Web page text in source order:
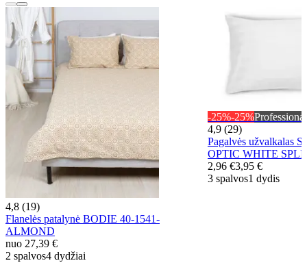
4,8 (19)
Flanelės patalynė BODIE 40-1541-
ALMOND
nuo 27,39 €
2 spalvos4 dydžiai
-25%-25%Professional
4,9 (29)
Pagalvės užvalkalas
OPTIC WHITE
2,96 €3,95 €
3 spalvos1 dydis